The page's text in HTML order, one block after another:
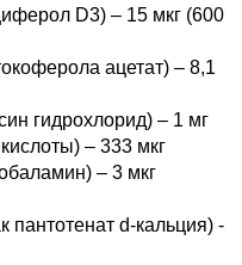
D3) – 15 мкг (600
ацетат) – 8,1
гидрохлорид) – 1 мг
– 333 мкг
– 3 мкг
пантотенат d-кальция) -